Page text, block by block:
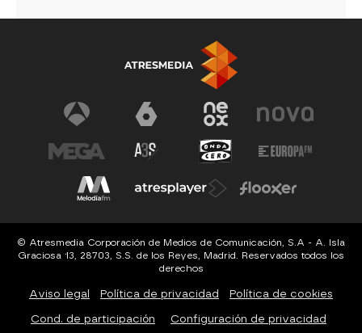
© Atresmedia Corporación de Medios de Comunicación, S.A - A. Isla
Graciosa 13, 28703, S.S. de los Reyes, Madrid. Reservados todos los
derechos
Aviso legal Política de privacidad Política de cookies
Cond. de participación Configuración de privacidad